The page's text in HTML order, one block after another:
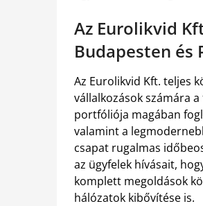
Az Eurolikvid
Budapesten és
Az Eurolikvid Kft. teljes
vállalkozások számára
portfóliója magában
valamint a
csapat rugalmas
az ügyfelek hívásait,
komplett megoldások
hálózatok kibővítése is.